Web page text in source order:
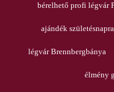
bérelhető profi légvár
ajándék
légvár Brennbergbánya
élmény